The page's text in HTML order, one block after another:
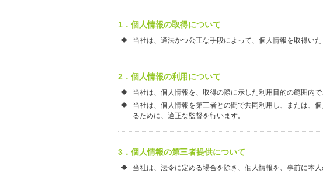
1．個人情報の取得について
当社は、適法かつ公正な手段によって、個人情報を取得いた
2．個人情報の利用について
当社は、個人情報を、取得の際に示した利用目的の範囲内
当社は、個人情報を第三者との間で共同利用し、または、
るために、適正な監督を行います。
3．個人情報の第三者提供について
当社は、法令に定める場合を除き、個人情報を、事前に本